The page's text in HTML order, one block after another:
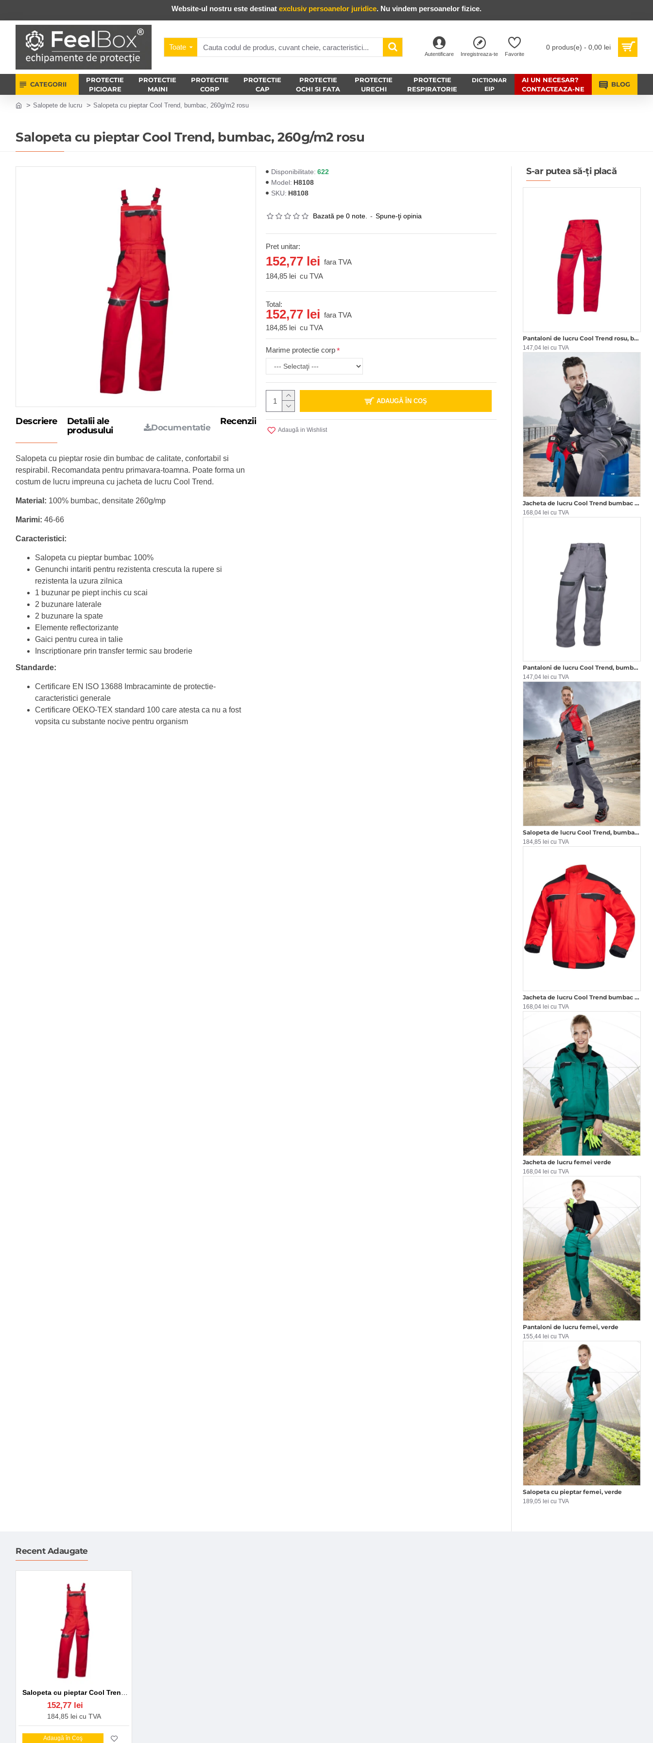
Website-ul nostru este destinat exclusiv persoanelor juridice. Nu vindem persoanelor fizice.
Toate
Autentificare Inregistreaza-te Favorite
0 produs(e) - 0,00 lei
CATEGORII
PROTECTIE
PICIOARE
PROTECTIE
MAINI
PROTECTIE
CORP
PROTECTIE
CAP
PROTECTIE
OCHI SI FATA
PROTECTIE
URECHI
PROTECTIE
RESPIRATORIE
DICTIONAR
EIP
AI UN NECESAR?
CONTACTEAZA-NE
BLOG
Salopete de lucru Salopeta cu pieptar Cool Trend, bumbac, 260g/m2 rosu
Salopeta cu pieptar Cool Trend, bumbac, 260g/m2 rosu
Descriere
Detalii ale
produsului
Documentatie
Recenzii
Salopeta cu pieptar rosie din bumbac de calitate, confortabil si
respirabil. Recomandata pentru primavara-toamna. Poate forma un
costum de lucru impreuna cu jacheta de lucru Cool Trend.
Material: 100% bumbac, densitate 260g/mp
Marimi: 46-66
Caracteristici:
Salopeta cu pieptar bumbac 100%
Genunchi intariti pentru rezistenta crescuta la rupere si
rezistenta la uzura zilnica
1 buzunar pe piept inchis cu scai
2 buzunare laterale
2 buzunare la spate
Elemente reflectorizante
Gaici pentru curea in talie
Inscriptionare prin transfer termic sau broderie
Standarde:
Certificare EN ISO 13688 Imbracaminte de protectie-
caracteristici generale
Certificare OEKO-TEX standard 100 care atesta ca nu a fost
vopsita cu substante nocive pentru organism
Disponibilitate: 622
Model: H8108
SKU: H8108
Bazată pe 0 note. - Spune-ţi opinia
Pret unitar:
152,77 lei fara TVA
184,85 lei cu TVA
Total:
152,77 lei fara TVA
184,85 lei cu TVA
Marime protectie corp
ADAUGĂ ÎN COŞ
Adaugă in Wishlist
S-ar putea să-ți placă
Pantaloni de lucru Cool Trend rosu, bumbac, 260g/m2 Rosu
147,04 lei cu TVA
Jacheta de lucru Cool Trend bumbac 260g/m2 Gri-negru
168,04 lei cu TVA
Pantaloni de lucru Cool Trend, bumbac 260g/m2 Gri
147,04 lei cu TVA
Salopeta de lucru Cool Trend, bumbac, 260g/m2 gri
184,85 lei cu TVA
Jacheta de lucru Cool Trend bumbac 260g/m2 Rosu
168,04 lei cu TVA
Jacheta de lucru femei verde
168,04 lei cu TVA
Pantaloni de lucru femei, verde
155,44 lei cu TVA
Salopeta cu pieptar femei, verde
189,05 lei cu TVA
Recent Adaugate
152,77 lei
184,85 lei cu TVA
Adaugă în Coş